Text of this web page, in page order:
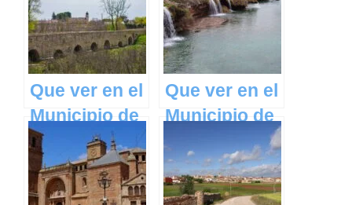
Castilla La
Mancha
Castilla La
Mancha
Que ver en el
Municipio de
Villarta de
San Juan en
Castilla La
Que ver en el
Municipio de
Arenas de
San Juan en
Castilla La